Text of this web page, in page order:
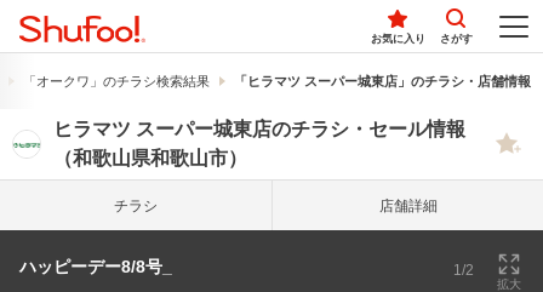
お気に入り さがす
「オークワ」のチラシ検索結果 「ヒラマツ スーパー城東店」のチラシ・店舗情報
ヒラマツ スーパー城東店のチラシ・セール情報
（和歌山県和歌山市）
チラシ 店舗詳細
ハッピーデー8/8号_ 1/2
拡大